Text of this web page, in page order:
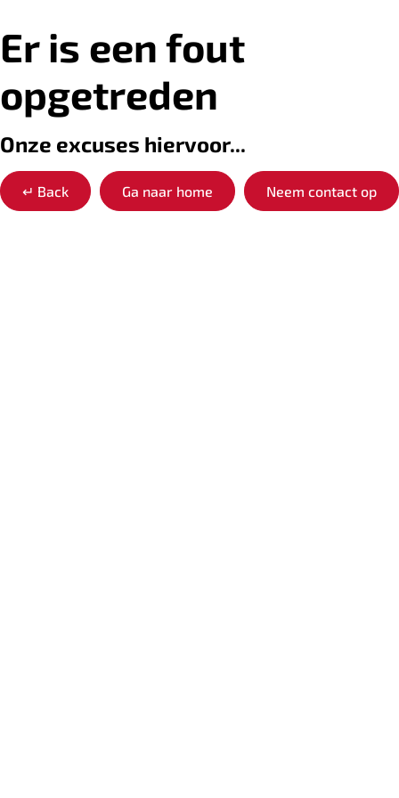
Er is een fout
opgetreden
Onze excuses hiervoor...
↵ Back Ga naar home Neem contact op